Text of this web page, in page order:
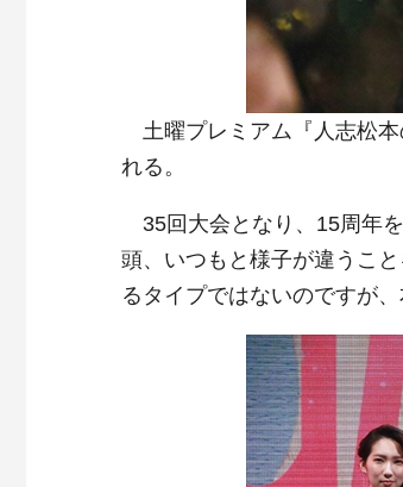
土曜プレミアム『人志松本
れる。
35回大会となり、15周年
頭、いつもと様子が違うこ
るタイプではないのですが